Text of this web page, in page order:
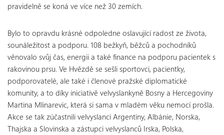
pravidelně se koná ve více než 30 zemích.
Bylo to opravdu krásné odpoledne oslavující radost ze života,
sounáležitost a podporu. 108 bežkyň, běžců a pochodníků
věnovalo svůj čas, energii a také finance na podporu pacientek s
rakovinou prsu. Ve Hvězdě se sešli sportovci, pacientky,
podporovatelé, ale také i členové pražské diplomatické
komunity, a to díky iniciativě velvyslankyně Bosny a Hercegoviny
Martina Mlinarevic, která si sama v mladém věku nemocí prošla.
Akce se tak zúčastnili velvyslanci Argentiny, Albánie, Norska,
Thajska a Slovinska a zástupci velvyslanců Irska, Polska,